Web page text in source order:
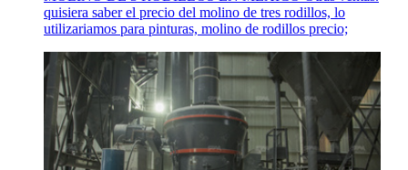
quisiera saber el precio del molino de tres rodillos, lo
utilizariamos para pinturas, molino de rodillos precio;